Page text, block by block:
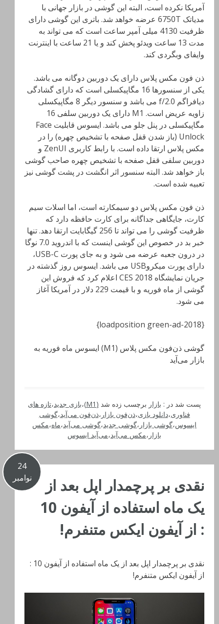
آمریکا نکرده است، البته این گوشی در بازار جهانی با
مدیاتک 6750T عرضه خواهد شد. باتری این گوشی دارای
ظرفیت 4130 میلی آمپر ساعت است که می تواند به
مدت 13 ساعت ویدئو پخش کند و یا 21 ساعت با اینترنت
وایفای وبگردی کند.
ذن فون مکس پلاس دارای یک دوربین دوگانه می باشد.
یکی از سنسورها 16 مگاپیکسلی است که دارای گشادگی
دیافراگم f/2.0 می باشد و سنسور دیگر 8 مگاپیکسلی
زاویه عریض است. M1 دارای یک دوربین سلفی 16
مگاپیکسلی در پنل جلو می باشد. ایسوس قابلیت Face
Unlock (باز شدن قفل صفحه با تشخیص چهره) را در
مکس پلاس ارتقا داده است. با رابط کاربری ZenUI و
دوربین سلفی قفل صفحه با تشخیص چهره صاحب گوشی
باز خواهد شد. البته سنسور اثر انگشت در پشت گوشی نیز
تعبیه شده است.
ذن فون مکس پلاس دو سیمکارته است، اما اسلات سیم
کارت، جایگاهی جداگانه برای کارت حافظه دارد که
ظرفیت گوشی را می تواند تا 256 گیگابایت ارتقا دهد. تنها
خبر بد در خصوص این گوشی اینست که با اندروید 7.0 نوگا
در درون جعبه عرضه می شود و به جای پورت USB-C،
دارای پورت میکروUSB می باشد. ایسوس روز گذشته در
جریان نمایشگاه CES 2018 اعلام کرد که فروش این
گوشی از ماه فوریه و با قیمت 229 دلار در آمریکا آغاز
می شود.
{loadposition green-ad-2018}
گوشی ذن‌فون مکس پلاس (M1) ایسوس ماه فوریه به
بازار می‌آید
پست شد در : بازار برچسب زده شد (M1) ،بازی جدید،تازه های
فناوری،دانلود بازی،ذن‌فون بازار ،ذن‌فون می‌آید،گوشی
ایسوس،گوشی بازار ،گوشی جدید،گوشی می‌آید،ماه،مکس
بازار ،مکس می‌آید،می‌آید ایسوس
24
نوامبر
نقدی بر پرچمدار اپل بعد از
یک ماه استفاده از آیفون 10
: از آیفون ایکس متنفرم!
نقدی بر پرچمدار اپل بعد از یک ماه استفاده از آیفون 10 :
از آیفون ایکس متنفرم!